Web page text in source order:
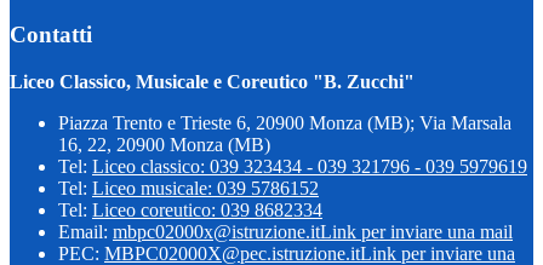
Contatti
Liceo Classico, Musicale e Coreutico "B. Zucchi"
Piazza Trento e Trieste 6, 20900 Monza (MB); Via Marsala
16, 22, 20900 Monza (MB)
Tel: Liceo classico: 039 323434 - 039 321796 - 039 5979619
Tel: Liceo musicale: 039 5786152
Tel: Liceo coreutico: 039 8682334
Email: mbpc02000x@istruzione.itLink per inviare una mail
PEC: MBPC02000X@pec.istruzione.itLink per inviare una